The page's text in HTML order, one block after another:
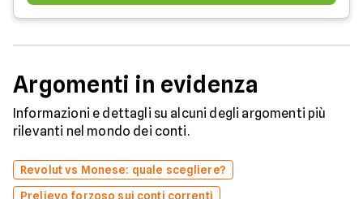
Argomenti in evidenza
Informazioni e dettagli su alcuni degli argomenti più
rilevanti nel mondo dei conti.
Revolut vs Monese: quale scegliere?
Prelievo forzoso sui conti correnti